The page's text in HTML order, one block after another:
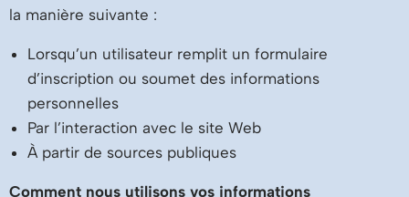
la manière suivante :
Lorsqu’un utilisateur remplit un formulaire
d’inscription ou soumet des informations
personnelles
Par l’interaction avec le site Web
À partir de sources publiques
Comment nous utilisons vos informations